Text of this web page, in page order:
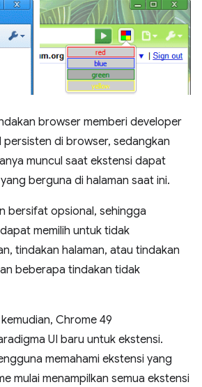
browser memberi developer
persisten di browser, sedangkan
muncul saat ekstensi dapat
berguna di halaman saat ini.
bersifat opsional, sehingga
memilih untuk tidak
tindakan halaman, atau tindakan
beberapa tindakan tidak
Chrome 49
UI baru untuk ekstensi.
memahami ekstensi yang
mulai menampilkan semua ekstensi